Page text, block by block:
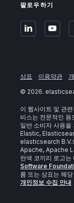
팔로우하기
상표 이용약관
© 2026.
이 웹사이트 및 관
비스는 전문적인 용
일반 소비자 사용을
Elastic,
elasticsearch B.V.
Apache, Apache
란색 코끼리 로고는
Software
름 또는 상표는 해
개인정보 수집 안내